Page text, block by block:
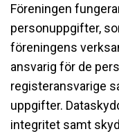
Föreningen
personuppgifter,
föreningens
ansvarig för de
registeransvarige
uppgifter.
integritet samt